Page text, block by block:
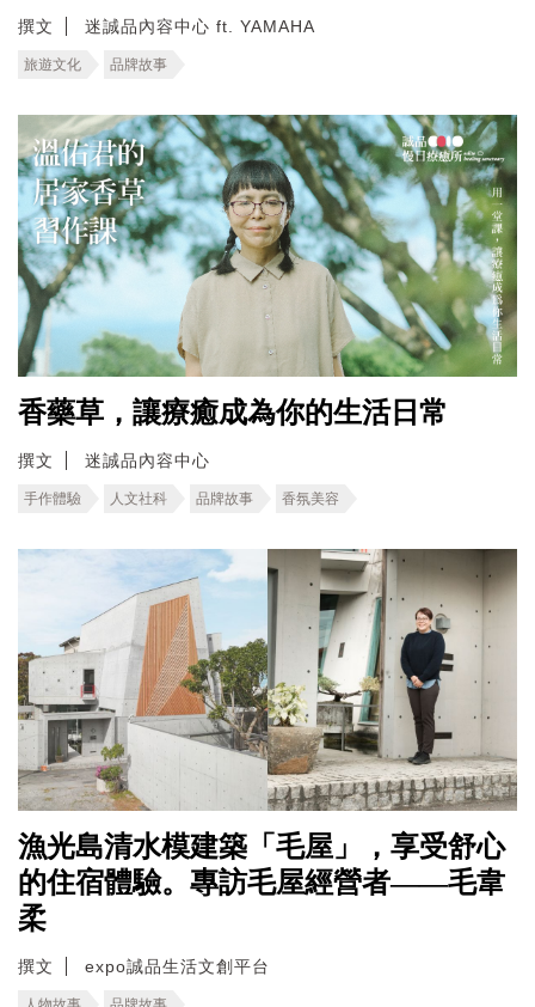
撰文 迷誠品內容中心 ft. YAMAHA
旅遊文化 品牌故事
香藥草，讓療癒成為你的生活日常
撰文 迷誠品內容中心
手作體驗 人文社科 品牌故事 香氛美容
漁光島清水模建築「毛屋」，享受舒心
的住宿體驗。專訪毛屋經營者——毛韋
柔
撰文 expo誠品生活文創平台